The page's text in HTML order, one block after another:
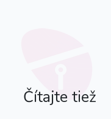
Čítajte tiež